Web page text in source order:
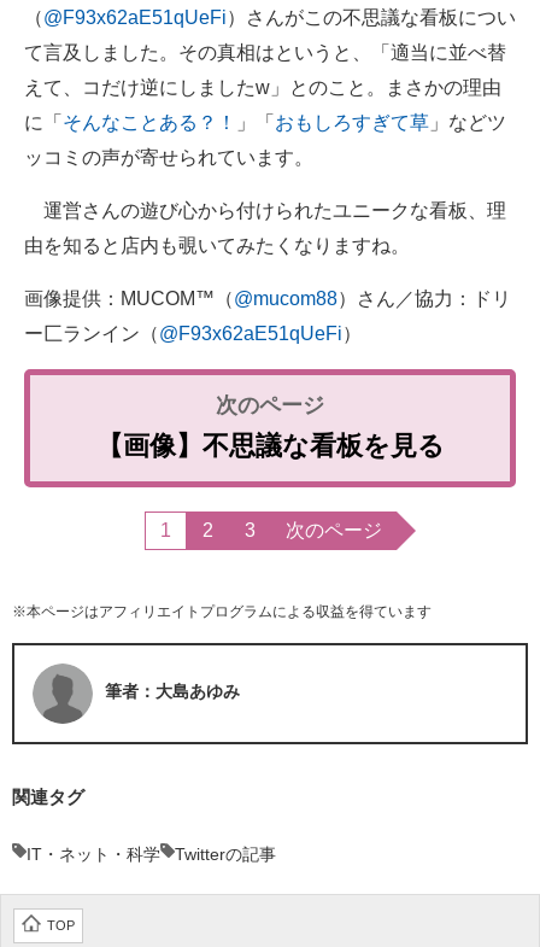
（@F93x62aE51qUeFi）さんがこの不思議な看板につい
て言及しました。その真相はというと、「適当に並べ替
えて、コだけ逆にしましたw」とのこと。まさかの理由
に「 そんなことある？！ 」「 おもしろすぎて草 」などツ
ッコミの声が寄せられています。
運営さんの遊び心から付けられたユニークな看板、理
由を知ると店内も覗いてみたくなりますね。
画像提供：MUCOM™（@mucom88）さん／協力：ドリ
ー匚ランイン（@F93x62aE51qUeFi）
【画像】不思議な看板を見る
1 2 3 次のページ
※本ページはアフィリエイトプログラムによる収益を得ています
筆者：大島あゆみ
関連タグ
IT・ネット・科学 Twitterの記事
TOP